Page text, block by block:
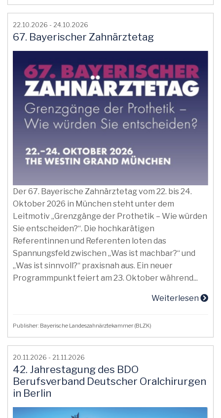
22.10.2026 - 24.10.2026
67. Bayerischer Zahnärztetag
Der 67. Bayerische Zahnärztetag vom 22. bis 24.
Oktober 2026 in München steht unter dem
Leitmotiv „Grenzgänge der Prothetik – Wie würden
Sie entscheiden?“. Die hochkarätigen
Referentinnen und Referenten loten das
Spannungsfeld zwischen „Was ist machbar?“ und
„Was ist sinnvoll?“ praxisnah aus. Ein neuer
Programmpunkt feiert am 23. Oktober während...
Weiterlesen
Publisher: Bayerische Landeszahnärztekammer (BLZK)
20.11.2026 - 21.11.2026
42. Jahrestagung des BDO
Berufsverband Deutscher Oralchirurgen
in Berlin